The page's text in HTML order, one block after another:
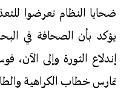
ضحايا النظام تعرضوا
يؤكد بأن الصحافة في
إندلاع الثورة وإلى الآن،
تمارس خطاب الكراهية